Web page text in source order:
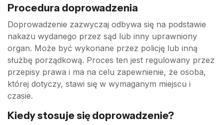
Procedura doprowadzenia
Doprowadzenie zazwyczaj odbywa się na podstawie
nakazu wydanego przez sąd lub inny uprawniony
organ. Może być wykonane przez policję lub inną
służbę porządkową. Proces ten jest regulowany przez
przepisy prawa i ma na celu zapewnienie, że osoba,
której dotyczy, stawi się w wymaganym miejscu i
czasie.
Kiedy stosuje się doprowadzenie?